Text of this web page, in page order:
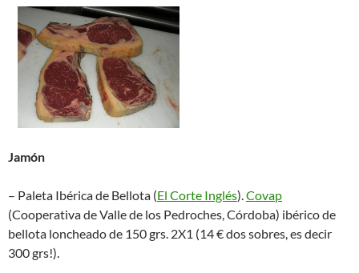
Jamón
– Paleta Ibérica de Bellota (El Corte Inglés). Covap
(Cooperativa de Valle de los Pedroches, Córdoba) ibérico de
bellota loncheado de 150 grs. 2X1 (14 € dos sobres, es decir
300 grs!).